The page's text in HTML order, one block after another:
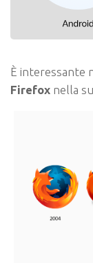
È interessante
Firefox nella